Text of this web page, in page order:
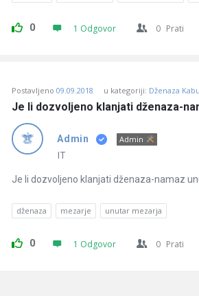
0 1 Odgovor 0 Prati
Postavljeno 09.09.2018 u kategoriji: Dženaza
Je li dozvoljeno klanjati dženaza-
Admin Admin
IT
Je li dozvoljeno klanjati dženaza-namaz
dženaza mezarje unutar mezarja
0 1 Odgovor 0 Prati